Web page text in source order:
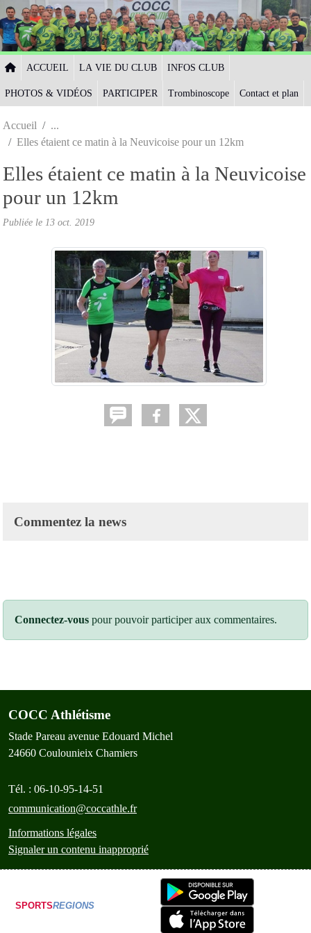
ACCUEIL LA VIE DU CLUB INFOS CLUB
PHOTOS & VIDÉOS PARTICIPER Trombinoscope Contact et plan
Accueil
Elles étaient ce matin à la Neuvicoise pour un 12km
Elles étaient ce matin à la Neuvicoise
pour un 12km
Publiée le 13 oct. 2019
Commentez la news
Connectez-vous pour pouvoir participer aux commentaires.
COCC Athlétisme
Stade Pareau avenue Edouard Michel
24660 Coulounieix Chamiers
Tél. : 06-10-95-14-51
communication@coccathle.fr
Informations légales
Signaler un contenu inapproprié
SPORTSREGIONS
Panneau de gestion des cookies